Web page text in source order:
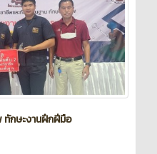
ทักษะงานฝึกฝีมือ